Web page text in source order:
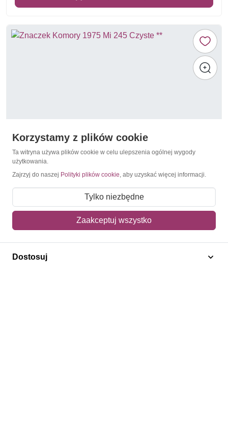
Komory 1975 Mi 245 Czyste **
70,00 zł
Dodaj do koszyka
Korzystamy z plików cookie
Ta witryna używa plików cookie w celu ulepszenia ogólnej wygody
użytkowania.
Zajrzyj do naszej Polityki plików cookie, aby uzyskać więcej informacji.
Tylko niezbędne
Zaakceptuj wszystko
Dostosuj